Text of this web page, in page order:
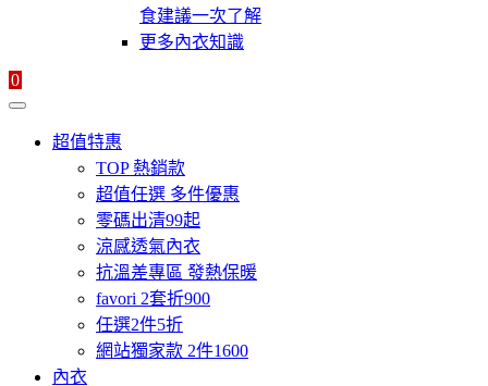
食建議一次了解
更多內衣知識
0
超值特惠
TOP 熱銷款
超值任選 多件優惠
零碼出清99起
涼感透氣內衣
抗溫差專區 發熱保暖
favori 2套折900
任選2件5折
網站獨家款 2件1600
內衣